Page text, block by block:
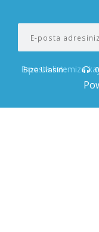
E-posta listemize
Bize Ulasin :